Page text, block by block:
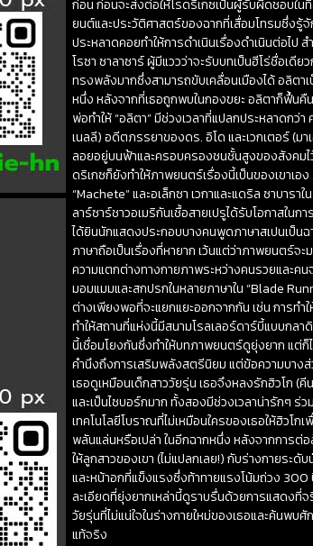
ก่อน ก่อนจะส่งต่อให้โรดริเกซเป็นผู้รับผิดชอบใ
ยนต์และประวัติศาสตร์ของฉากที่เสื่อมโทรมซึ่งรู้จั
ประหลาดคอยทำให้การดำเนินเรื่องดำเนินต่อไ
โรซา ซาลาซาร์ ผู้มีแววว่าจะรับบทเป็นฮีโร่ชื่อเ
ทรงพลังมากซึ่งสามารถขับเคลื่อนเมืองได้ อลิตา
หนึ่ง หลังจากที่เธอถูกพบในกองขยะ อลิตาก็ฟื้น
พ่อทำให้ “อลิตา” มีช่วงเวลาที่แปลกประหลาดก
เนลลี) อดีตภรรยาของดร. อิโด และเวกเตอร์ (ม
ลอยอยู่บนฟ้าและครอบครองชนชั้นสูงของสังคมไ
ดริเกซก็ยังทำให้ภาพยนตร์เรื่องนี้เป็นของเขาเ
“Machete” และอเล็กซา เวกาและแดริล ซาบาร
ลาร์ซาร์ชาวอเมริกันเชื้อสายเปรูได้รับโอกาสใน
ได้ยินนักแสดงประกอบบางคนพูดภาษาสเปนเป็น
ภาษาถือเป็นเรื่องที่หายาก เว้นแต่ว่าภาพยนตร์จ
ความแตกต่างทางกายภาพระหว่างคนรวยและค
มอมแมมและสกปรกในหลายภาษาใน “Blade
ต่างเพียงพอที่จะแยกแยะออกจากกัน เช่น การท
ทำให้สถานที่แห่งนี้มีสนามโรลเลอร์ดาร์บี้แบบกลา
นี้เชื่อมโยงกันซึ่งทำให้บทภาพยนตร์ดูยุ่งยาก แต่ก็
คำนึงถึงการเสริมพลังสตรีนิยม แต่ข้อความบางส่
เธอดูเหมือนเด็กสาววัยรุ่น เธอจึงหลงรักฮิวโก (
และเป็นไซบอร์กมาก ทั้งสองมีช่วงเวลาน่ารักๆ ร่
เทคโนโลยีโบราณที่ไม่เหมือนใครของเธอให้ฮิวโก
พลันแล่นหรือเปล่า ในอีกฉากหนึ่ง หลังจากการ
ให้ลูกสาวของเขา (ไม่แปลกเลย!) กับร่างกายร
และหน้าอกที่แข็งแรงซึ่งท้าทายแรงโน้มถ่วง 300
ละเอียดที่ยุ่งยากเหล่านี้ดูราบรื่นด้วยการแสดงที่จ
วัยรุ่นที่ไม่แน่ใจในร่างกายใหม่ของเธอและค้นพ
แท้จริง